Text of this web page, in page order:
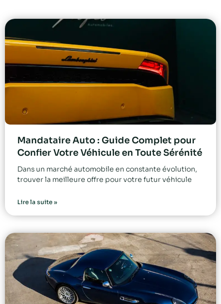
Mandataire Auto : Guide Complet pour
Confier Votre Véhicule en Toute Sérénité
Dans un marché automobile en constante évolution,
trouver la meilleure offre pour votre futur véhicule
Lire la suite »